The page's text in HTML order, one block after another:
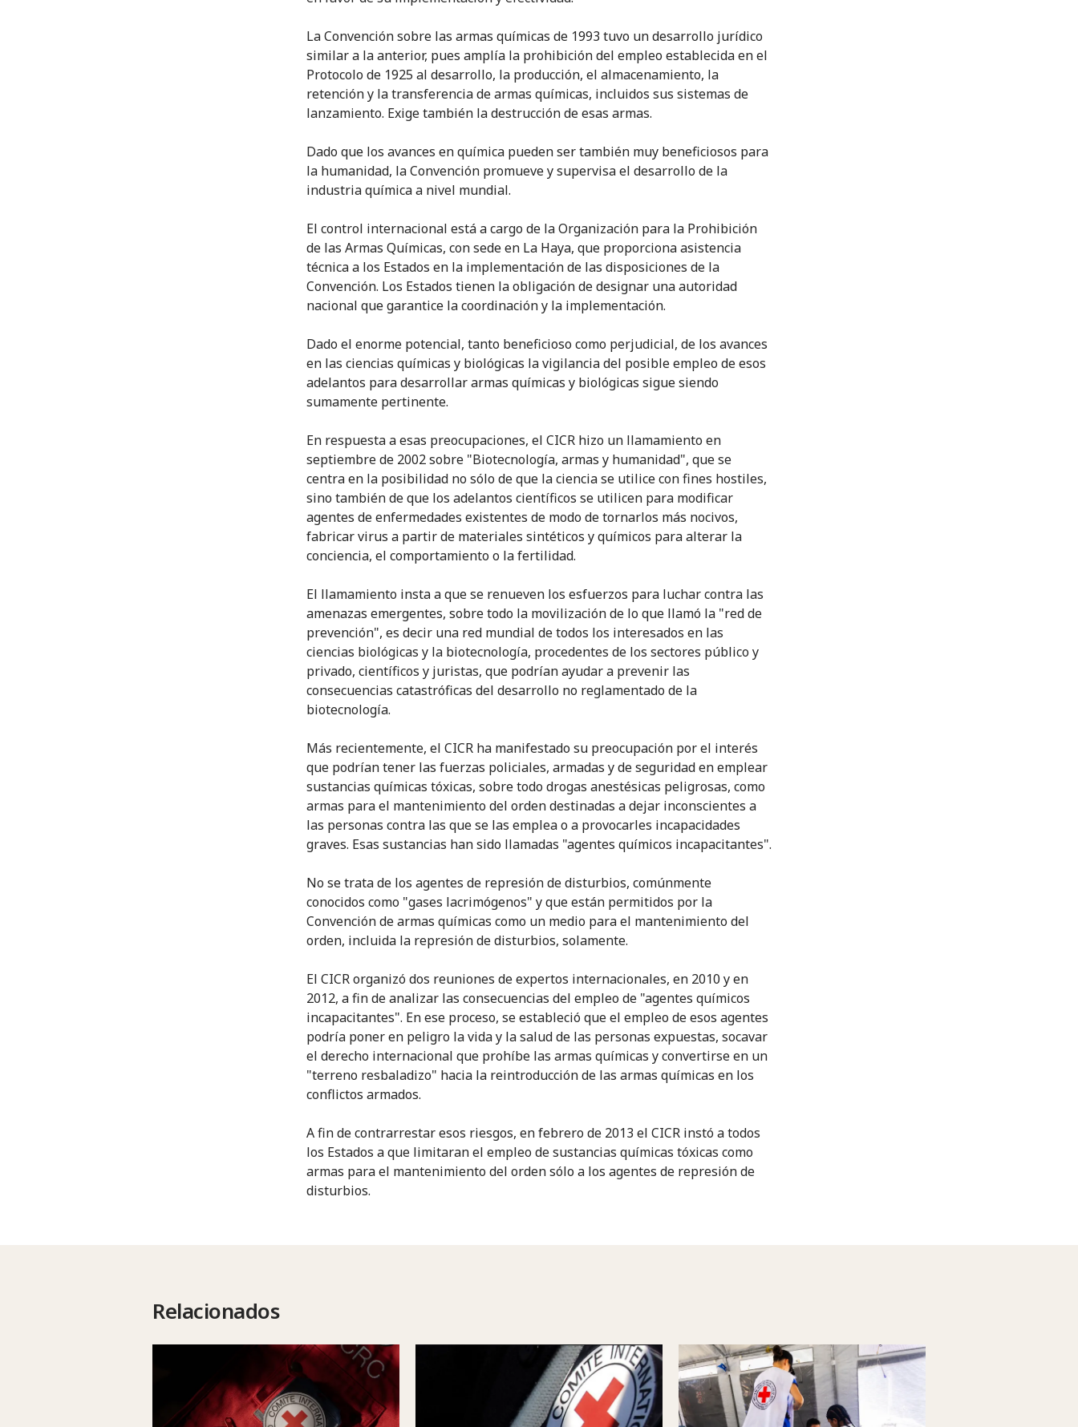
La Convención sobre las armas químicas de 1993 tuvo un desarrollo jurídico
similar a la anterior, pues amplía la prohibición del empleo establecida en el
Protocolo de 1925 al desarrollo, la producción, el almacenamiento, la
retención y la transferencia de armas químicas, incluidos sus sistemas de
lanzamiento. Exige también la destrucción de esas armas.
Dado que los avances en química pueden ser también muy beneficiosos para
la humanidad, la Convención promueve y supervisa el desarrollo de la
industria química a nivel mundial.
El control internacional está a cargo de la Organización para la Prohibición
de las Armas Químicas, con sede en La Haya, que proporciona asistencia
técnica a los Estados en la implementación de las disposiciones de la
Convención. Los Estados tienen la obligación de designar una autoridad
nacional que garantice la coordinación y la implementación.
Dado el enorme potencial, tanto beneficioso como perjudicial, de los avances
en las ciencias químicas y biológicas la vigilancia del posible empleo de esos
adelantos para desarrollar armas químicas y biológicas sigue siendo
sumamente pertinente.
En respuesta a esas preocupaciones, el CICR hizo un llamamiento en
septiembre de 2002 sobre "Biotecnología, armas y humanidad", que se
centra en la posibilidad no sólo de que la ciencia se utilice con fines hostiles,
sino también de que los adelantos científicos se utilicen para modificar
agentes de enfermedades existentes de modo de tornarlos más nocivos,
fabricar virus a partir de materiales sintéticos y químicos para alterar la
conciencia, el comportamiento o la fertilidad.
El llamamiento insta a que se renueven los esfuerzos para luchar contra las
amenazas emergentes, sobre todo la movilización de lo que llamó la "red de
prevención", es decir una red mundial de todos los interesados en las
ciencias biológicas y la biotecnología, procedentes de los sectores público y
privado, científicos y juristas, que podrían ayudar a prevenir las
consecuencias catastróficas del desarrollo no reglamentado de la
biotecnología.
Más recientemente, el CICR ha manifestado su preocupación por el interés
que podrían tener las fuerzas policiales, armadas y de seguridad en emplear
sustancias químicas tóxicas, sobre todo drogas anestésicas peligrosas, como
armas para el mantenimiento del orden destinadas a dejar inconscientes a
las personas contra las que se las emplea o a provocarles incapacidades
graves. Esas sustancias han sido llamadas "agentes químicos incapacitantes".
No se trata de los agentes de represión de disturbios, comúnmente
conocidos como "gases lacrimógenos" y que están permitidos por la
Convención de armas químicas como un medio para el mantenimiento del
orden, incluida la represión de disturbios, solamente.
El CICR organizó dos reuniones de expertos internacionales, en 2010 y en
2012, a fin de analizar las consecuencias del empleo de "agentes químicos
incapacitantes". En ese proceso, se estableció que el empleo de esos agentes
podría poner en peligro la vida y la salud de las personas expuestas, socavar
el derecho internacional que prohíbe las armas químicas y convertirse en un
"terreno resbaladizo" hacia la reintroducción de las armas químicas en los
conflictos armados.
A fin de contrarrestar esos riesgos, en febrero de 2013 el CICR instó a todos
los Estados a que limitaran el empleo de sustancias químicas tóxicas como
armas para el mantenimiento del orden sólo a los agentes de represión de
disturbios.
Relacionados